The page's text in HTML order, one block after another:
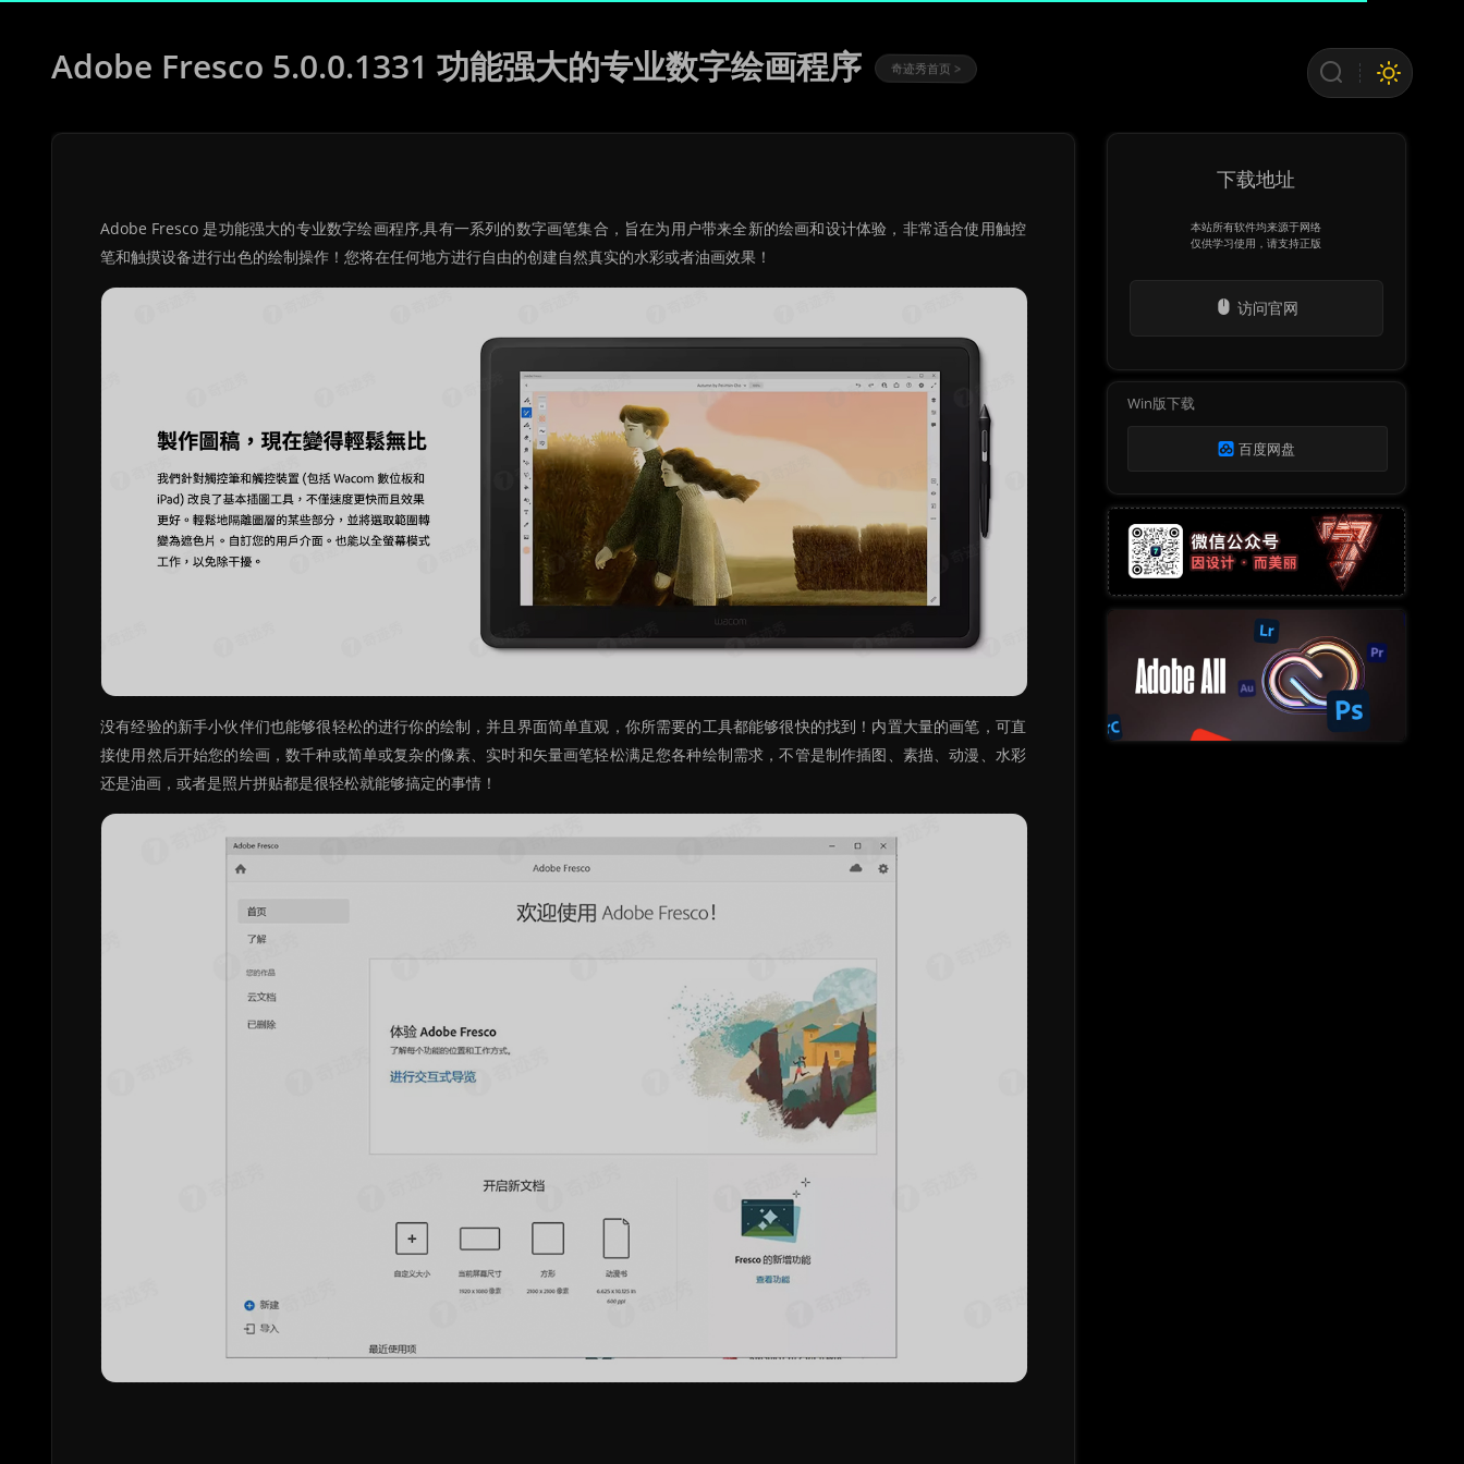
Adobe Fresco 5.0.0.1331 功能强大的专业数字绘画程序 奇迹秀首页 >
Adobe Fresco 是功能强大的专业数字绘画程序,具有一系列的数字画笔集合，旨在为用户带来全新的绘画和设计体验，非常适合使用触控
笔和触摸设备进行出色的绘制操作！您将在任何地方进行自由的创建自然真实的水彩或者油画效果！
没有经验的新手小伙伴们也能够很轻松的进行你的绘制，并且界面简单直观，你所需要的工具都能够很快的找到！内置大量的画笔，可直
接使用然后开始您的绘画，数千种或简单或复杂的像素、实时和矢量画笔轻松满足您各种绘制需求，不管是制作插图、素描、动漫、水彩
还是油画，或者是照片拼贴都是很轻松就能够搞定的事情！
下载地址
本站所有软件均来源于网络
仅供学习使用，请支持正版
访问官网
Win版下载
百度网盘